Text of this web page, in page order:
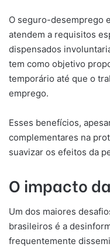
O seguro-desemprego
atendem a requisitos
dispensados
tem como objetivo
temporário até que o
emprego.
Esses benefícios,
complementares na
suavizar os efeitos da
O impacto
Um dos maiores
brasileiros é a
frequentemente